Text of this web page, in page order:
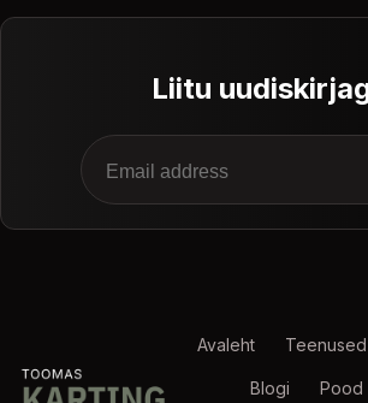
Liitu
Avaleht Teenused
Blogi Pood